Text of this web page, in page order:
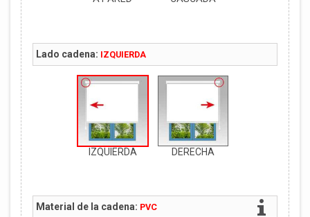
Lado cadena: IZQUIERDA
IZQUIERDA DERECHA
Material de la cadena: PVC